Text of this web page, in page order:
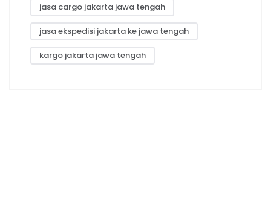
jasa cargo jakarta jawa tengah
jasa ekspedisi jakarta ke jawa tengah
kargo jakarta jawa tengah